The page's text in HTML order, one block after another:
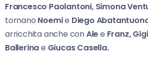
Francesco Paolantoni, Simona
tornano Noemie Diego
arricchita anche conAlee Franz,
Ballerinae Giucas Casella.